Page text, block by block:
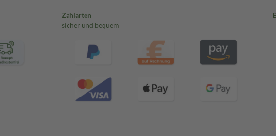
Zahlarten
sicher und bequem